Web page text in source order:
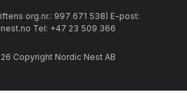
org.nr.: 997 671 538) E-post:
Tel: +47 23 509 366
Copyright Nordic Nest AB